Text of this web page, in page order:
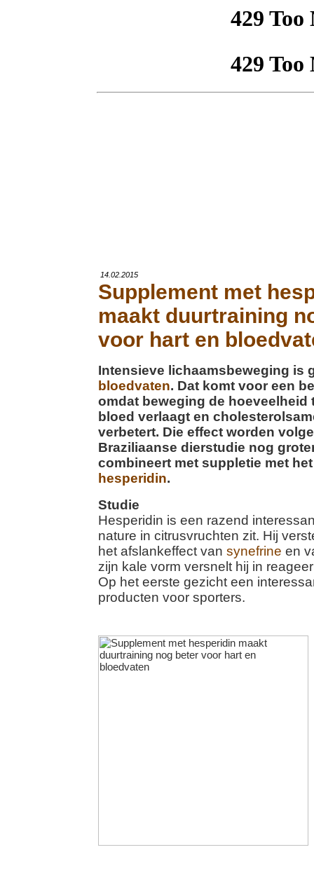
14.02.2015
Supplement met
maakt duurtraining
voor hart en
Intensieve lichaamsbeweging is
bloedvaten. Dat komt voor een
omdat beweging de hoeveelheid
bloed verlaagt en
verbetert. Die effect worden
Braziliaanse dierstudie nog
combineert met suppletie met
hesperidin.
Studie
Hesperidin is een razend
nature in citrusvruchten zit. Hij
het afslankeffect van synefrine en
zijn kale vorm versnelt hij in
Op het eerste gezicht een
producten voor sporters.